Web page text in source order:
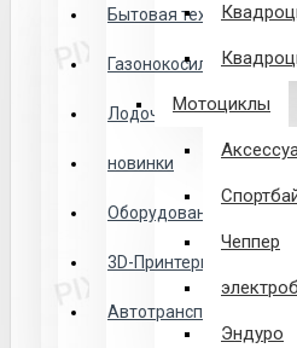
Бытовая техника
Газонокосилки
Лодочные Моторы
новинки
Оборудование
3D-Принтеры
Автотранспорт
Филиалы
Закладки
0 товар(ов) - 0 р.
Мотоциклы
Чеппер
Эндуро